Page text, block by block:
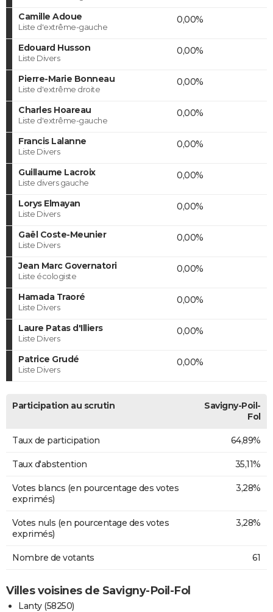
Camille Adoue
Liste d'extrême-gauche
0,00%
Edouard Husson
Liste Divers
0,00%
Pierre-Marie Bonneau
Liste d'extrême droite
0,00%
Charles Hoareau
Liste d'extrême-gauche
0,00%
Francis Lalanne
Liste Divers
0,00%
Guillaume Lacroix
Liste divers gauche
0,00%
Lorys Elmayan
Liste Divers
0,00%
Gaël Coste-Meunier
Liste Divers
0,00%
Jean Marc Governatori
Liste écologiste
0,00%
Hamada Traoré
Liste Divers
0,00%
Laure Patas d'Illiers
Liste Divers
0,00%
Patrice Grudé
Liste Divers
0,00%
Participation au scrutin
Savigny-Poil-
Fol
Taux de participation 64,89%
Taux d'abstention 35,11%
Votes blancs (en pourcentage des votes
exprimés)
3,28%
Votes nuls (en pourcentage des votes
exprimés)
3,28%
Nombre de votants 61
Villes voisines de Savigny-Poil-Fol
Lanty (58250)